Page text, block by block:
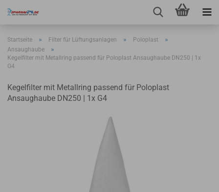
Startseite » Filter für Lüftungsanlagen » Poloplast »
Ansaughaube »
Kegelfilter mit Metallring passend für Poloplast Ansaughaube DN250 | 1x
G4
Kegelfilter mit Metallring passend für Poloplast
Ansaughaube DN250 | 1x G4